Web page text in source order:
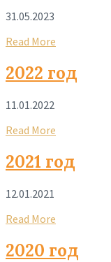
31.05.2023
Read More
2022 год
11.01.2022
Read More
2021 год
12.01.2021
Read More
2020 год